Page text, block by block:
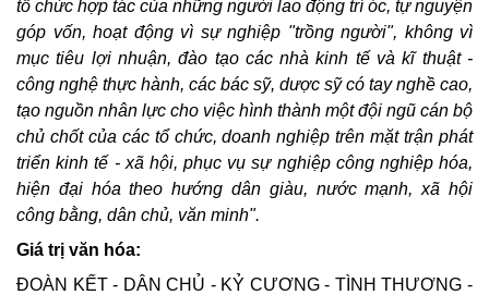
tổ chức hợp tác của những người lao động trí óc, tự nguyện
góp vốn, hoạt động vì sự nghiệp "trồng người", không vì
mục tiêu lợi nhuận, đào tạo các nhà kinh tế và kĩ thuật -
công nghệ thực hành, các bác sỹ, dược sỹ có tay nghề cao,
tạo nguồn nhân lực cho việc hình thành một đội ngũ cán bộ
chủ chốt của các tổ chức, doanh nghiệp trên mặt trận phát
triển kinh tế - xã hội, phục vụ sự nghiệp công nghiệp hóa,
hiện đại hóa theo hướng dân giàu, nước mạnh, xã hội
công bằng, dân chủ, văn minh".
Giá trị văn hóa:
ĐOÀN KẾT - DÂN CHỦ - KỶ CƯƠNG - TÌNH THƯƠNG -